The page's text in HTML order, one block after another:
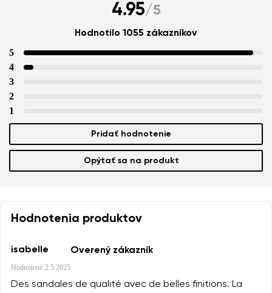
4.95/5
Hodnotilo 1055 zákazníkov
5
4
3
2
1
Pridať hodnotenie
Opýtať sa na produkt
Hodnotenia produktov
isabelle Overený zákazník
Hodnotené 2.5.2025
Des sandales de qualité avec de belles finitions. La